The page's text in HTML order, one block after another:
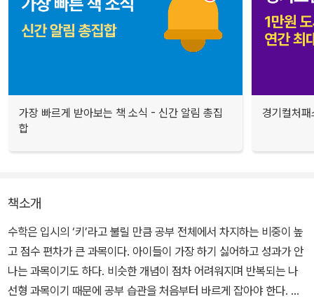
가장 빠르게 받아보는 책 소식 - 신간 알림 총집
합
경기컬처
책소개
수학은 입시의 ‘키’라고 불릴 만큼 공부 전체에서 차지하는 비중이 높
고 점수 편차가 큰 과목이다. 아이들이 가장 하기 싫어하고 성과가 안
나는 과목이기도 하다. 비슷한 개념이 점차 어려워지며 반복되는 나
선형 과목이기 때문에 공부 습관을 처음부터 바르게 잡아야 한다. 입